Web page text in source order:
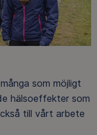
som möjligt
hälsoeffekter som
till vårt arbete